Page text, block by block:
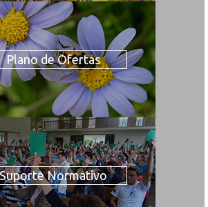
Plano de Ofertas
Normativo